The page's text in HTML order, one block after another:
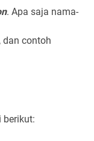
. Apa saja nama-
dan contoh
berikut: